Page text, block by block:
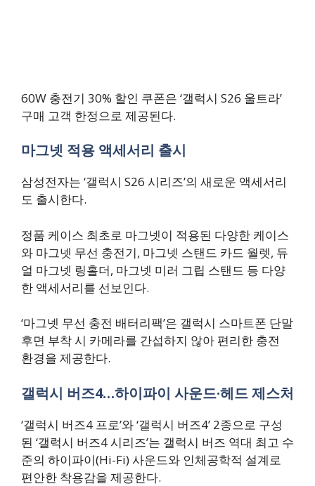
60W 충전기 30% 할인 쿠폰은 ‘갤럭시 S26 울트라’
구매 고객 한정으로 제공된다.
마그넷 적용 액세서리 출시
삼성전자는 ‘갤럭시 S26 시리즈’의 새로운 액세서리
도 출시한다.
정품 케이스 최초로 마그넷이 적용된 다양한 케이스
와 마그넷 무선 충전기, 마그넷 스탠드 카드 월렛, 듀
얼 마그넷 링홀더, 마그넷 미러 그립 스탠드 등 다양
한 액세서리를 선보인다.
‘마그넷 무선 충전 배터리팩’은 갤럭시 스마트폰 단말
후면 부착 시 카메라를 간섭하지 않아 편리한 충전
환경을 제공한다.
갤럭시 버즈4…하이파이 사운드·헤드 제스처
‘갤럭시 버즈4 프로’와 ‘갤럭시 버즈4’ 2종으로 구성
된 ‘갤럭시 버즈4 시리즈’는 갤럭시 버즈 역대 최고 수
준의 하이파이(Hi-Fi) 사운드와 인체공학적 설계로
편안한 착용감을 제공한다.